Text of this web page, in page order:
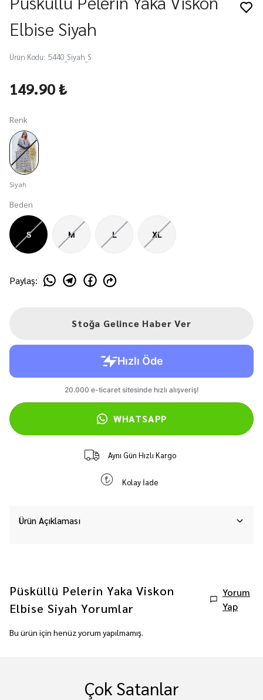
Elbise Siyah
Ürün Kodu: 5440_Siyah_S
149.90 ₺
Renk
Siyah
Beden
S M L XL
Paylaş:
Stoğa Gelince Haber Ver
WHATSAPP
Aynı Gün Hızlı Kargo
Kolay İade
Ürün Açıklaması
Püsküllü Pelerin Yaka Viskon
Elbise Siyah Yorumlar
Yorum
Yap
Bu ürün için henüz yorum yapılmamış.
Çok Satanlar